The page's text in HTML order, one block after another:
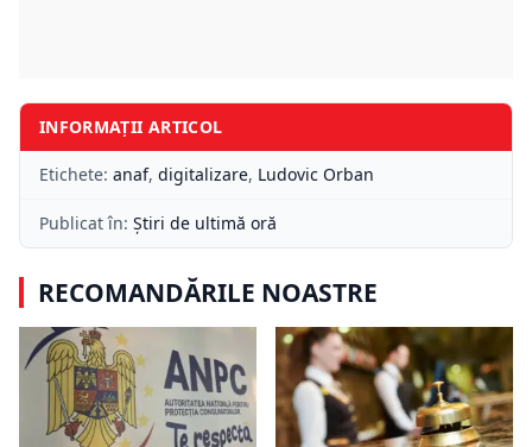
INFORMAȚII ARTICOL
Etichete: anaf, digitalizare, Ludovic Orban
Publicat în: Știri de ultimă oră
RECOMANDĂRILE NOASTRE